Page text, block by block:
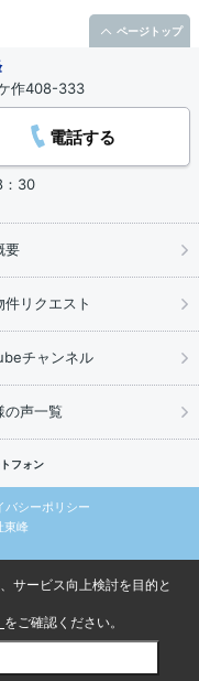
作408-333
電話する
：30
要
件リクエスト
チャンネル
の声一覧
フォン
バシーポリシー
東峰
ページトップ
サービス向上検討を目的と
をご確認ください。